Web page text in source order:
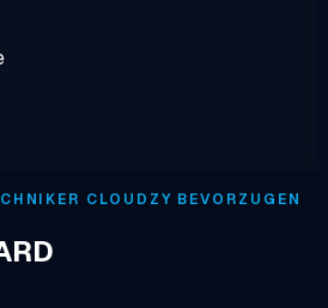
CLOUDZY BEVORZUGEN